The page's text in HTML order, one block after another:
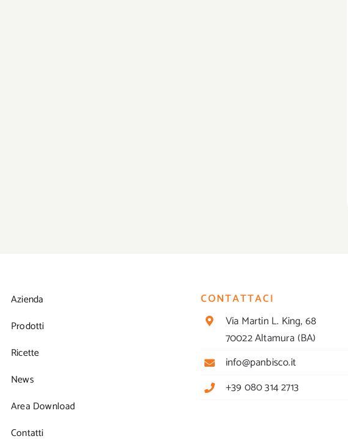
Azienda
Prodotti
Ricette
News
Area Download
Contatti
CONTATTACI
Via Martin L. King, 68
70022 Altamura (BA)
info@panbisco.it
+39 080 314 2713